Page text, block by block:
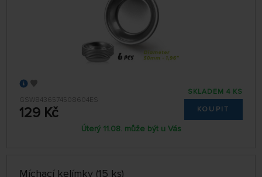
GSW8436574508604ES
129 Kč
SKLADEM 4 KS
KOUPIT
Úterý 11.08. může být u Vás
Míchací kelímky (15 ks)